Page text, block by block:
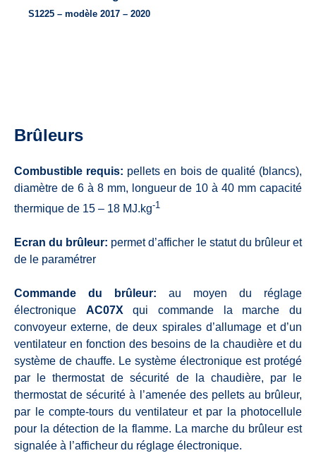
S1225 – modèle 2017 – 2020
Brûleurs
Combustible requis: pellets en bois de qualité (blancs),
diamètre de 6 à 8 mm, longueur de 10 à 40 mm capacité
thermique de 15 – 18 MJ.kg-1
Ecran du brûleur: permet d’afficher le statut du brûleur et
de le paramétrer
Commande du brûleur: au moyen du réglage
électronique AC07X qui commande la marche du
convoyeur externe, de deux spirales d’allumage et d’un
ventilateur en fonction des besoins de la chaudière et du
système de chauffe. Le système électronique est protégé
par le thermostat de sécurité de la chaudière, par le
thermostat de sécurité à l’amenée des pellets au brûleur,
par le compte-tours du ventilateur et par la photocellule
pour la détection de la flamme. La marche du brûleur est
signalée à l’afficheur du réglage électronique.